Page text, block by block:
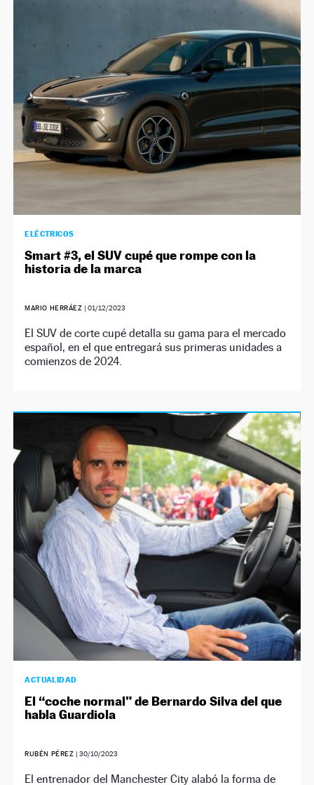
ELÉCTRICOS
Smart #3, el SUV cupé que rompe con la
historia de la marca
MARIO HERRÁEZ |01/12/2023
El SUV de corte cupé detalla su gama para el mercado
español, en el que entregará sus primeras unidades a
comienzos de 2024.
ACTUALIDAD
El “coche normal” de Bernardo Silva del que
habla Guardiola
RUBÉN PÉREZ |30/10/2023
El entrenador del Manchester City alabó la forma de